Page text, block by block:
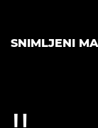
SNIMLJENI